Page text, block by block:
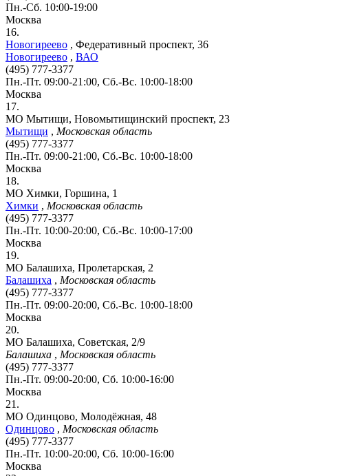
Пн.-Сб. 10:00-19:00
Москва
16.
Новогиреево , Федеративный проспект, 36
Новогиреево , ВАО
(495) 777-3377
Пн.-Пт. 09:00-21:00, Сб.-Вс. 10:00-18:00
Москва
17.
МО Мытищи, Новомытищинский проспект, 23
Мытищи , Московская область
(495) 777-3377
Пн.-Пт. 09:00-21:00, Сб.-Вс. 10:00-18:00
Москва
18.
МО Химки, Горшина, 1
Химки , Московская область
(495) 777-3377
Пн.-Пт. 10:00-20:00, Сб.-Вс. 10:00-17:00
Москва
19.
МО Балашиха, Пролетарская, 2
Балашиха , Московская область
(495) 777-3377
Пн.-Пт. 09:00-20:00, Сб.-Вс. 10:00-18:00
Москва
20.
МО Балашиха, Советская, 2/9
Балашиха , Московская область
(495) 777-3377
Пн.-Пт. 09:00-20:00, Сб. 10:00-16:00
Москва
21.
МО Одинцово, Молодёжная, 48
Одинцово , Московская область
(495) 777-3377
Пн.-Пт. 10:00-20:00, Сб. 10:00-16:00
Москва